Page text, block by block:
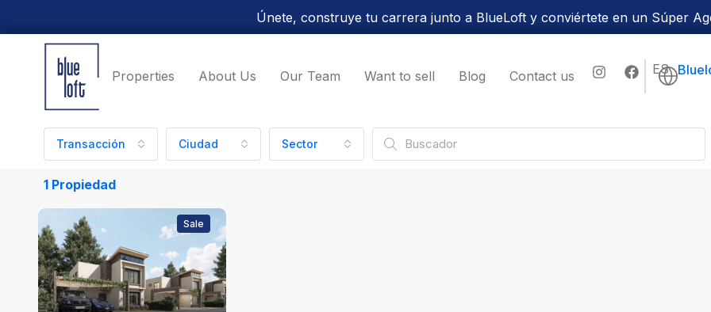
Únete, construye tu carrera junto a BlueLoft y conviértete en un Súper
Properties About Us Our Team Want to sell Blog Contact us ES
Transacción Ciudad Sector
1 Propiedad
Sale